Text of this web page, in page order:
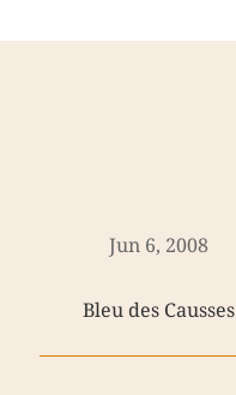
Jun 6, 2008
Bleu des Causses